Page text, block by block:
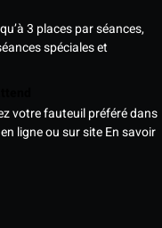
3 places par séances,
spéciales et
votre fauteuil préféré dans
ligne ou sur siteEn savoir